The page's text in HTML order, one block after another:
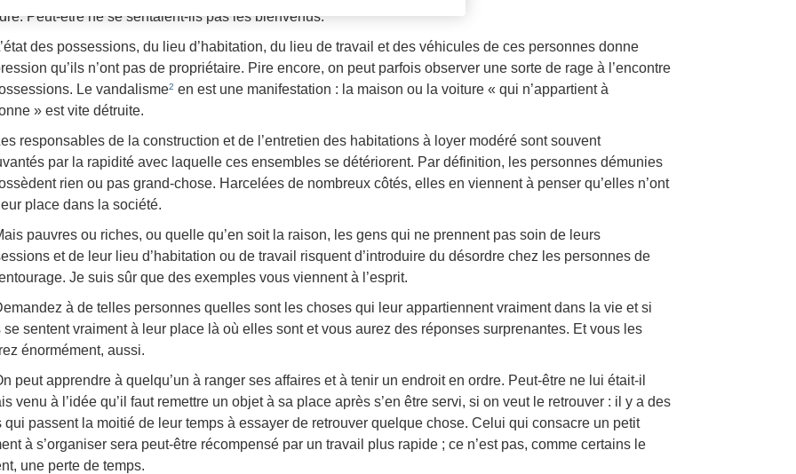
Peut-être ne se sentaient-ils pas les bienvenus.
des possessions, du lieu d’habitation, du lieu de travail et des véhicules de ces personnes donne
qu’ils n’ont pas de propriétaire. Pire encore, on peut parfois observer une sorte de rage à l’encontre
Le vandalisme2 en est une manifestation : la maison ou la voiture « qui n’appartient à
» est vite détruite.
responsables de la construction et de l’entretien des habitations à loyer modéré sont souvent
par la rapidité avec laquelle ces ensembles se détériorent. Par définition, les personnes démunies
rien ou pas grand-chose. Harcelées de nombreux côtés, elles en viennent à penser qu’elles n’ont
place dans la société.
pauvres ou riches, ou quelle qu’en soit la raison, les gens qui ne prennent pas soin de leurs
et de leur lieu d’habitation ou de travail risquent d’introduire du désordre chez les personnes de
Je suis sûr que des exemples vous viennent à l’esprit.
à de telles personnes quelles sont les choses qui leur appartiennent vraiment dans la vie et si
se sentent vraiment à leur place là où elles sont et vous aurez des réponses surprenantes. Et vous les
énormément, aussi.
peut apprendre à quelqu’un à ranger ses affaires et à tenir un endroit en ordre. Peut-être ne lui était-il
venu à l’idée qu’il faut remettre un objet à sa place après s’en être servi, si on veut le retrouver : il y a des
qui passent la moitié de leur temps à essayer de retrouver quelque chose. Celui qui consacre un petit
à s’organiser sera peut-être récompensé par un travail plus rapide ; ce n’est pas, comme certains le
une perte de temps.